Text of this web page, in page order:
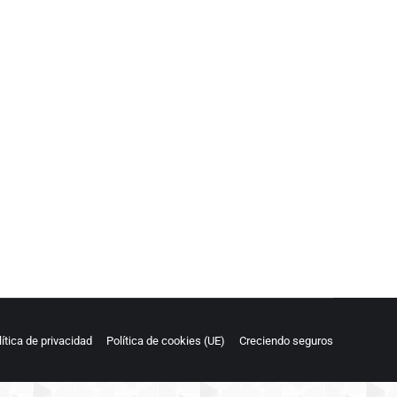
de privacidad Política de cookies (UE) Creciendo seguros